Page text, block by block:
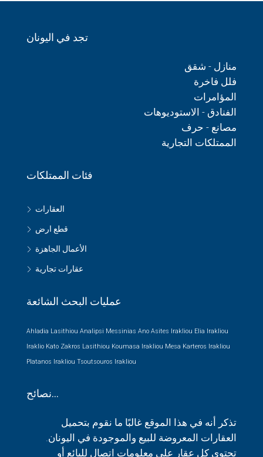
تجد في اليونان
منازل - شقق
فلل فاخرة
المؤامرات
الفنادق - الاستوديوهات
مصانع - حرف
الممتلكات التجارية
فئات الممتلكات
العقارات
قطع ارض
الأعمال الجاهزة
عقارات تجارية
عمليات البحث الشائعة
Ahladia Lasithiou Analipsi Messinias Ano Asites Irakliou Elia Irakliou
Iraklio Kato Zakros Lasithiou Koumasa Irakliou Mesa Karteros Irakliou
Platanos Irakliou Tsoutsouros Irakliou
نصائح…
تذكر أنه في هذا الموقع غالبًا ما نقوم بتحميل
العقارات المعروضة للبيع والموجودة في اليونان.
تحتوي كل عقار على معلومات اتصال للبائع أو